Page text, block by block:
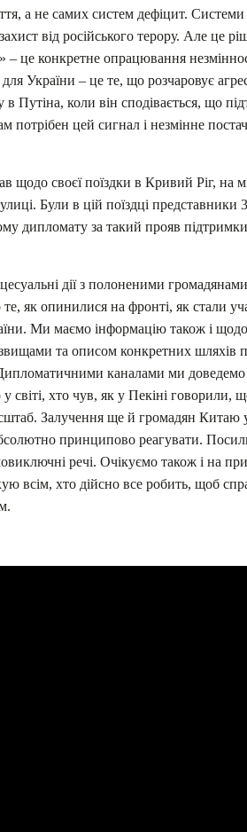
а не самих систем дефіцит. Системи
від російського терору. Але це
це конкретне опрацювання
України – це те, що розчаровує
коли він сподівається, що
цей сигнал і незмінне
щодо своєї поїздки в Кривий Ріг, на
Були в цій поїздці представники
дипломату за такий прояв
дії з полоненими
як опинилися на фронті, як стали
Ми маємо інформацію також і
та описом конкретних шляхів
каналами ми доведемо
світі, хто чув, як у Пекіні говорили,
Залучення ще й громадян Китаю
принципово реагувати.
речі. Очікуємо також і на
всім, хто дійсно все робить, щоб